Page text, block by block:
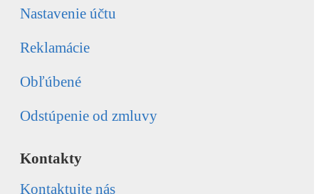
Nastavenie účtu
Reklamácie
Obľúbené
Odstúpenie od zmluvy
Kontakty
Kontaktujte nás